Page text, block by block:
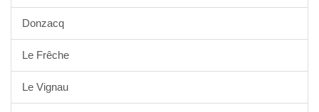
Donzacq
Le Frêche
Le Vignau